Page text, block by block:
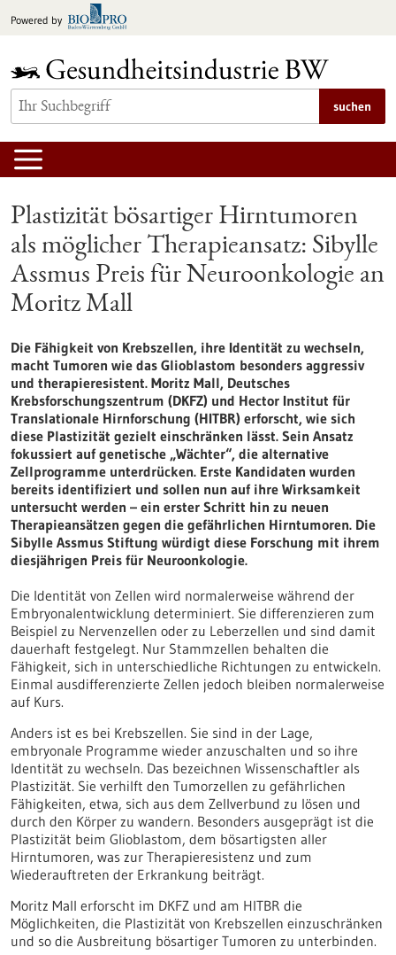
Inhalt
Powered by
suchen
Plastizität bösartiger Hirntumoren
als möglicher Therapieansatz: Sibylle
Assmus Preis für Neuroonkologie an
Moritz Mall
Die Fähigkeit von Krebszellen, ihre Identität zu wechseln,
macht Tumoren wie das Glioblastom besonders aggressiv
und therapieresistent. Moritz Mall, Deutsches
Krebsforschungszentrum (DKFZ) und Hector Institut für
Translationale Hirnforschung (HITBR) erforscht, wie sich
diese Plastizität gezielt einschränken lässt. Sein Ansatz
fokussiert auf genetische „Wächter“, die alternative
Zellprogramme unterdrücken. Erste Kandidaten wurden
bereits identifiziert und sollen nun auf ihre Wirksamkeit
untersucht werden – ein erster Schritt hin zu neuen
Therapieansätzen gegen die gefährlichen Hirntumoren. Die
Sibylle Assmus Stiftung würdigt diese Forschung mit ihrem
diesjährigen Preis für Neuroonkologie.
Die Identität von Zellen wird normalerweise während der
Embryonalentwicklung determiniert. Sie differenzieren zum
Beispiel zu Nervenzellen oder zu Leberzellen und sind damit
dauerhaft festgelegt. Nur Stammzellen behalten die
Fähigkeit, sich in unterschiedliche Richtungen zu entwickeln.
Einmal ausdifferenzierte Zellen jedoch bleiben normalerweise
auf Kurs.
Anders ist es bei Krebszellen. Sie sind in der Lage,
embryonale Programme wieder anzuschalten und so ihre
Identität zu wechseln. Das bezeichnen Wissenschaftler als
Plastizität. Sie verhilft den Tumorzellen zu gefährlichen
Fähigkeiten, etwa, sich aus dem Zellverbund zu lösen und
durch den Körper zu wandern. Besonders ausgeprägt ist die
Plastizität beim Glioblastom, dem bösartigsten aller
Hirntumoren, was zur Therapieresistenz und zum
Wiederauftreten der Erkrankung beiträgt.
Moritz Mall erforscht im DKFZ und am HITBR die
Möglichkeiten, die Plastizität von Krebszellen einzuschränken
und so die Ausbreitung bösartiger Tumoren zu unterbinden.